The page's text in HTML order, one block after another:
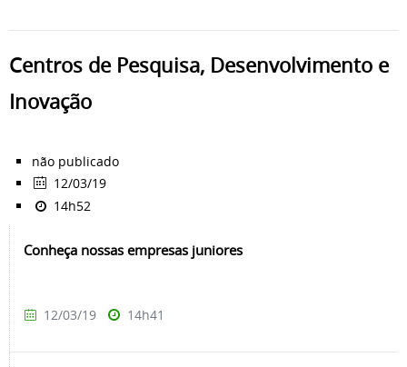
Centros de Pesquisa, Desenvolvimento e
Inovação
não publicado
12/03/19
14h52
Conheça nossas empresas juniores
12/03/19 14h41